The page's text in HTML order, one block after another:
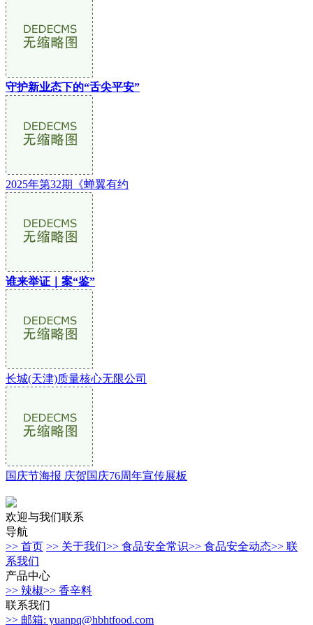
守护新业态下的“舌尖平安”
2025年第32期《蝉翼有约
谁来举证｜案“鉴”
长城(天津)质量核心无限公司
国庆节海报 庆贺国庆76周年宣传展板
欢迎与我们联系
导航
>> 首页 >> 关于我们>> 食品安全常识>> 食品安全动态>> 联
系我们
产品中心
>> 辣椒>> 香辛料
联系我们
>> 邮箱: yuanpq@hbhtfood.com